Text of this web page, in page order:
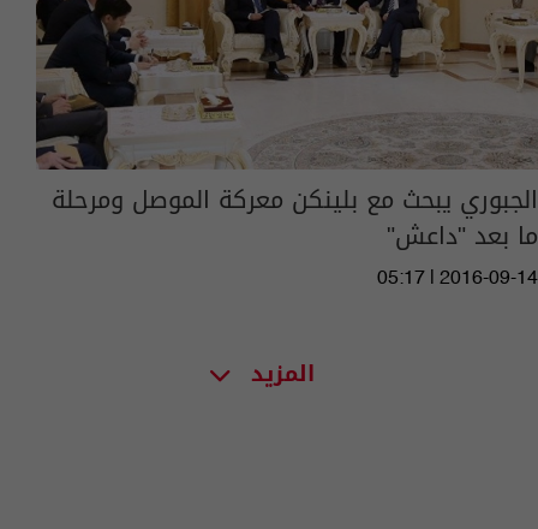
الجبوري يبحث مع بلينكن معركة الموصل ومرحلة
ما بعد "داعش"
05:17 | 2016-09-14
المزيد